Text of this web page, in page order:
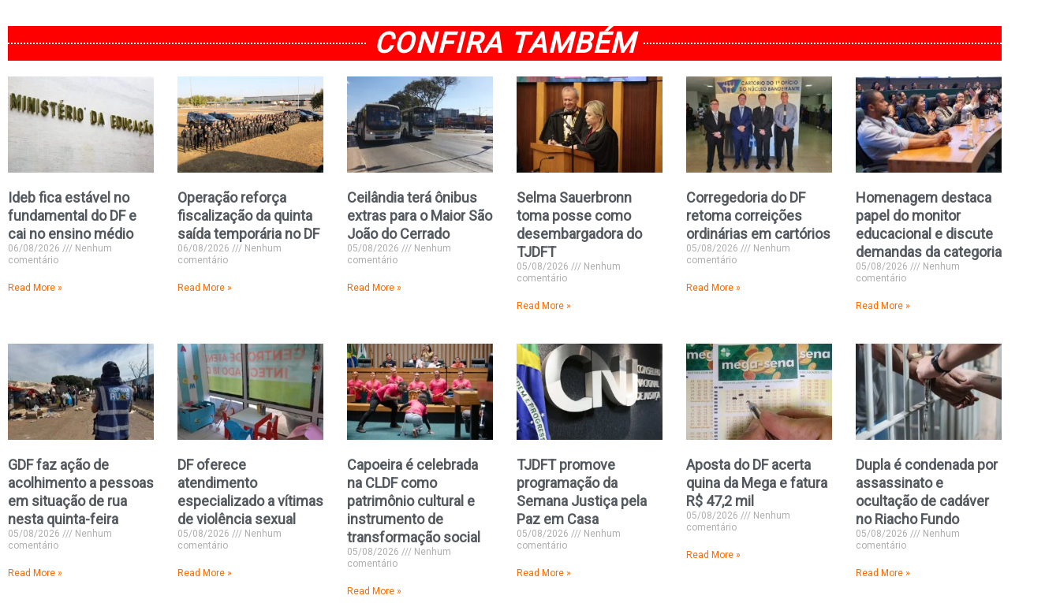
CONFIRA TAMBÉM
Ideb fica estável no
fundamental do DF e
cai no ensino médio
06/08/2026
Nenhum
comentário
Read More »
Operação reforça
fiscalização da quinta
saída temporária no DF
06/08/2026
Nenhum
comentário
Read More »
Ceilândia terá ônibus
extras para o Maior São
João do Cerrado
05/08/2026
Nenhum
comentário
Read More »
Selma Sauerbronn
toma posse como
desembargadora do
TJDFT
05/08/2026
Nenhum
comentário
Read More »
Corregedoria do DF
retoma correições
ordinárias em cartórios
05/08/2026
Nenhum
comentário
Read More »
Homenagem destaca
papel do monitor
educacional e discute
demandas da categoria
05/08/2026
Nenhum
comentário
Read More »
GDF faz ação de
acolhimento a pessoas
em situação de rua
nesta quinta-feira
05/08/2026
Nenhum
comentário
Read More »
DF oferece
atendimento
especializado a vítimas
de violência sexual
05/08/2026
Nenhum
comentário
Read More »
Capoeira é celebrada
na CLDF como
patrimônio cultural e
instrumento de
transformação social
05/08/2026
Nenhum
comentário
Read More »
TJDFT promove
programação da
Semana Justiça pela
Paz em Casa
05/08/2026
Nenhum
comentário
Read More »
Aposta do DF acerta
quina da Mega e fatura
R$ 47,2 mil
05/08/2026
Nenhum
comentário
Read More »
Dupla é condenada por
assassinato e
ocultação de cadáver
no Riacho Fundo
05/08/2026
Nenhum
comentário
Read More »